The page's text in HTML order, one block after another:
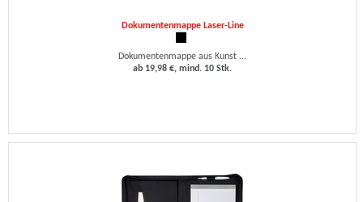
Dokumentenmappe Laser-Line
Dokumentenmappe aus Kunst ...
ab 19,98 €, mind. 10 Stk.